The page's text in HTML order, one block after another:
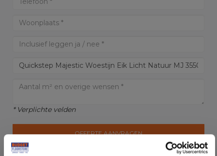
* Verplichte velden
OFFERTE AANVRAGEN